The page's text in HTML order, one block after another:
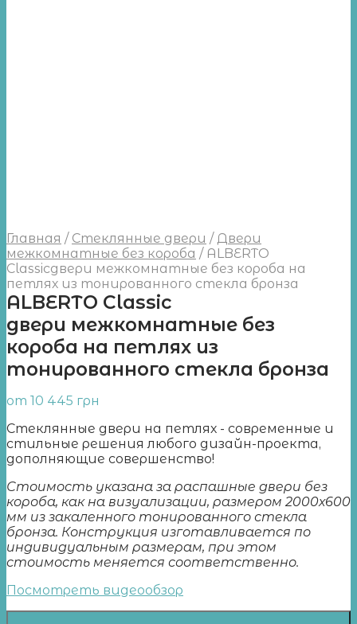
Главная / Стеклянные двери / Двери
межкомнатные без короба /ALBERTO
Classicдвери межкомнатные без короба на
петлях из тонированного стекла бронза
ALBERTO Classic
двери межкомнатные без
короба на петлях из
тонированного стекла бронза
от 10 445 грн
Стеклянные двери на петлях - современные и
стильные решения любого дизайн-проекта,
дополняющие совершенство!
Стоимость указана за распашные двери без
короба, как на визуализации, размером 2000х600
мм из закаленного тонированного стекла
бронза. Конструкция изготавливается по
индивидуальным размерам, при этом
стоимость меняется соответственно.
Посмотреть видеообзор